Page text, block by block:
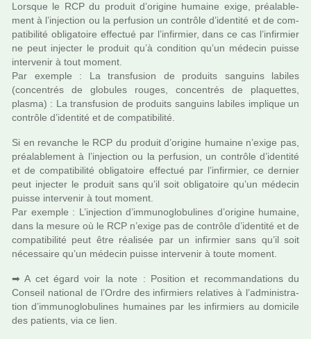
Lorsque le RCP du pro­duit d’ori­gine humaine exige, préa­la­ble­
ment à l’injec­tion ou la per­fu­sion un contrôle d’iden­tité et de com­
pa­ti­bi­lité obli­ga­toire effec­tué par l’infir­mier, dans ce cas l’infir­mier
ne peut injec­ter le pro­duit qu’à condi­tion qu’un méde­cin puisse
inter­ve­nir à tout moment.
Par exem­ple : La trans­fu­sion de pro­duits san­guins labi­les
(concen­trés de glo­bu­les rouges, concen­trés de pla­quet­tes,
plasma) : La trans­fu­sion de pro­duits san­guins labi­les impli­que un
contrôle d’iden­tité et de com­pa­ti­bi­lité.
Si en revan­che le RCP du pro­duit d’ori­gine humaine n’exige pas,
préa­la­ble­ment à l’injec­tion ou la per­fu­sion, un contrôle d’iden­tité
et de com­pa­ti­bi­lité obli­ga­toire effec­tué par l’infir­mier, ce der­nier
peut injec­ter le pro­duit sans qu’il soit obli­ga­toire qu’un méde­cin
puisse inter­ve­nir à tout moment.
Par exem­ple : L’injec­tion d’immu­no­glo­bu­li­nes d’ori­gine humaine,
dans la mesure où le RCP n’exige pas de contrôle d’iden­tité et de
com­pa­ti­bi­lité peut être réa­li­sée par un infir­mier sans qu’il soit
néces­saire qu’un méde­cin puisse inter­ve­nir à toute moment.
➡ A cet égard voir la note : Position et recom­man­da­tions du
Conseil natio­nal de l’Ordre des infir­miers rela­ti­ves à l’admi­nis­tra­
tion d’immu­no­glo­bu­li­nes humai­nes par les infir­miers au domi­cile
des patients, via ce lien.